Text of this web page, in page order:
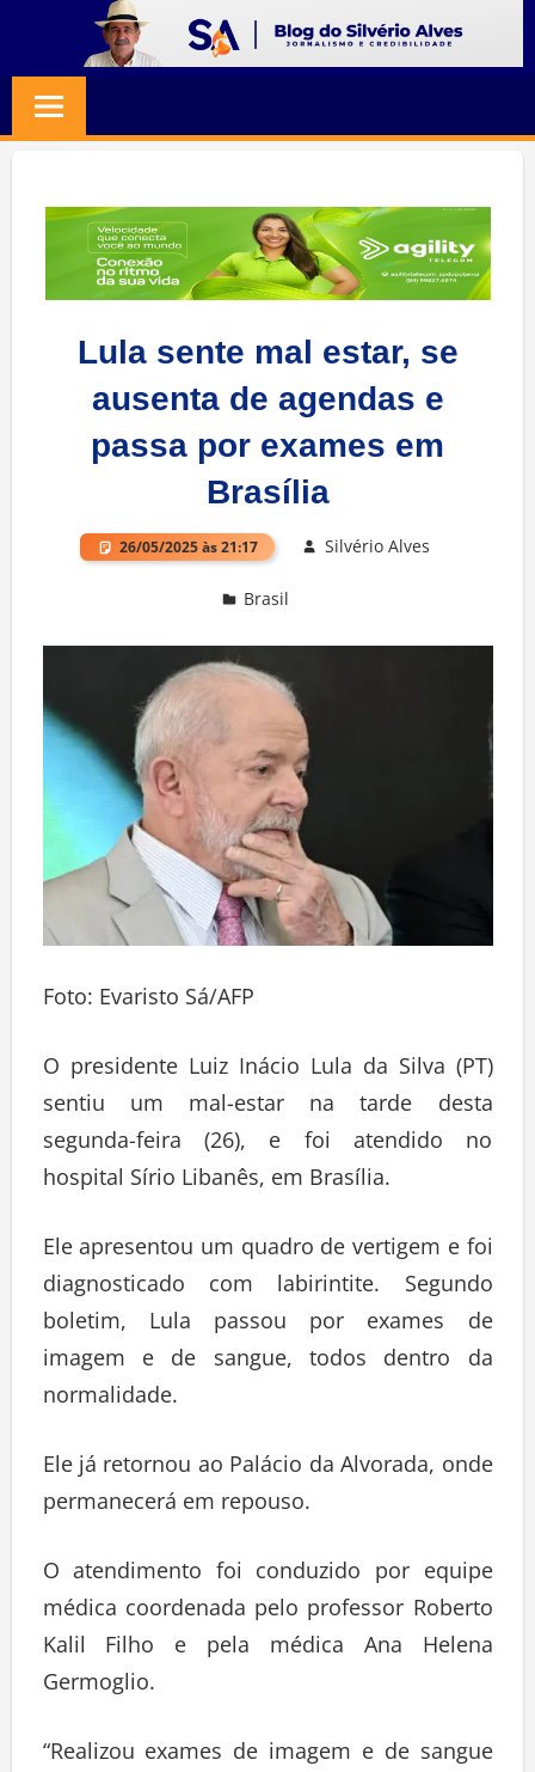
content
SILVERIO
ALVES
Jornalismo
Credibilidade
Lula sente mal estar, se
ausenta de agendas e
passa por exames em
Brasília
26/05/2025 às 21:17 Silvério Alves
Brasil
Foto: Evaristo Sá/AFP
O presidente Luiz Inácio Lula da Silva (PT)
sentiu um mal-estar na tarde desta
segunda-feira (26), e foi atendido no
hospital Sírio Libanês, em Brasília.
Ele apresentou um quadro de vertigem e foi
diagnosticado com labirintite. Segundo
boletim, Lula passou por exames de
imagem e de sangue, todos dentro da
normalidade.
Ele já retornou ao Palácio da Alvorada, onde
permanecerá em repouso.
O atendimento foi conduzido por equipe
médica coordenada pelo professor Roberto
Kalil Filho e pela médica Ana Helena
Germoglio.
“Realizou exames de imagem e de sangue